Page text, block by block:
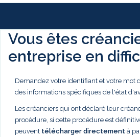
Vous êtes
entreprise en
Demandez votre identifiant et votre mot
des informations spécifiques de l'état
Les créanciers qui ont déclaré leur
procédure, si cette procédure est
peuvent télécharger directement à